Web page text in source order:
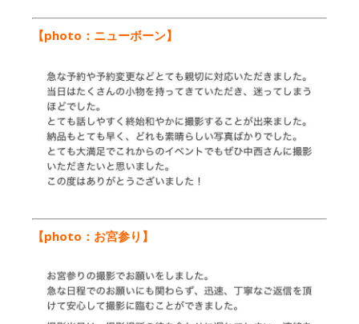
【photo：ニューボーン】
【photo：お宮参り 】